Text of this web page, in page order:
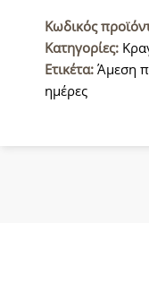
ποσότητα
Κωδικός
Κατηγορίες:
Ετικέτα: Άμεση
ημέρες